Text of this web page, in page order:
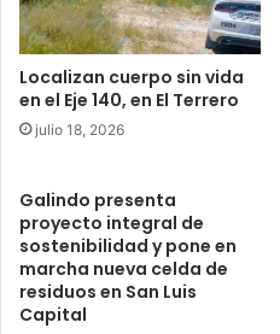
Localizan cuerpo sin vida
en el Eje 140, en El Terrero
julio 18, 2026
Galindo presenta
proyecto integral de
sostenibilidad y pone en
marcha nueva celda de
residuos en San Luis
Capital